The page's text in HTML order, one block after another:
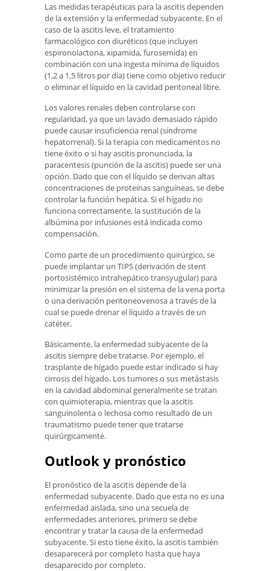
Las medidas terapéuticas para la ascitis dependen
de la extensión y la enfermedad subyacente. En el
caso de la ascitis leve, el tratamiento
farmacológico con diuréticos (que incluyen
espironolactona, xipamida, furosemida) en
combinación con una ingesta mínima de líquidos
(1,2 a 1,5 litros por día) tiene como objetivo reducir
o eliminar el líquido en la cavidad peritoneal libre.
Los valores renales deben controlarse con
regularidad, ya que un lavado demasiado rápido
puede causar insuficiencia renal (síndrome
hepatorrenal). Si la terapia con medicamentos no
tiene éxito o si hay ascitis pronunciada, la
paracentesis (punción de la ascitis) puede ser una
opción. Dado que con el líquido se derivan altas
concentraciones de proteínas sanguíneas, se debe
controlar la función hepática. Si el hígado no
funciona correctamente, la sustitución de la
albúmina por infusiones está indicada como
compensación.
Como parte de un procedimiento quirúrgico, se
puede implantar un TIPS (derivación de stent
portosistémico intrahepático transyugular) para
minimizar la presión en el sistema de la vena porta
o una derivación peritoneovenosa a través de la
cual se puede drenar el líquido a través de un
catéter.
Básicamente, la enfermedad subyacente de la
ascitis siempre debe tratarse. Por ejemplo, el
trasplante de hígado puede estar indicado si hay
cirrosis del hígado. Los tumores o sus metástasis
en la cavidad abdominal generalmente se tratan
con quimioterapia, mientras que la ascitis
sanguinolenta o lechosa como resultado de un
traumatismo puede tener que tratarse
quirúrgicamente.
Outlook y pronóstico
El pronóstico de la ascitis depende de la
enfermedad subyacente. Dado que esta no es una
enfermedad aislada, sino una secuela de
enfermedades anteriores, primero se debe
encontrar y tratar la causa de la enfermedad
subyacente. Si esto tiene éxito, la ascitis también
desaparecerá por completo hasta que haya
desaparecido por completo.